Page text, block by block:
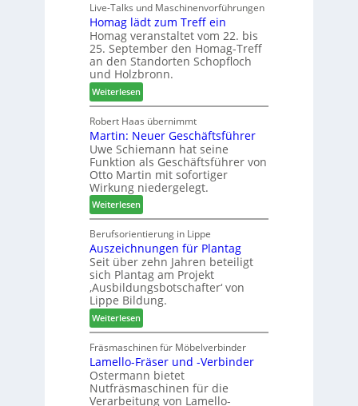
n
a
u
s
f
ü
r
W
e
m
h
ö
n
e
r
c
h
e
n
s
t
a
u
r
a
u
m
-
S
o
r
t
i
m
e
n
t
Live-Talks und Maschinenvorführungen
Homag lädt zum Treff ein
Homag veranstaltet vom 22. bis
25. September den Homag-Treff
an den Standorten Schopfloch
und Holzbronn.
Weiterlesen:
H
o
m
a
g
l
ä
d
t
z
u
m
T
r
e
f
f
e
i
n
Robert Haas übernimmt
Martin: Neuer Geschäftsführer
Uwe Schiemann hat seine
Funktion als Geschäftsführer von
Otto Martin mit sofortiger
Wirkung niedergelegt.
Weiterlesen:
M
a
r
t
i
n
:
N
e
u
e
r
G
Berufsorientierung in Lippe
Auszeichnungen für Plantag
Seit über zehn Jahren beteiligt
sich Plantag am Projekt
‚Ausbildungsbotschafter‘ von
Lippe Bildung.
Weiterlesen:
A
u
s
z
e
i
Fräsmaschinen für Möbelverbinder
Lamello-Fräser und -Verbinder
Ostermann bietet
Nutfräsmaschinen für die
Verarbeitung von Lamello-